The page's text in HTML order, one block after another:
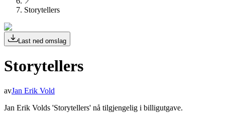
Storytellers
Last ned omslag
Storytellers
avJan Erik Vold
Jan Erik Volds 'Storytellers' nå tilgjengelig i billigutgave.